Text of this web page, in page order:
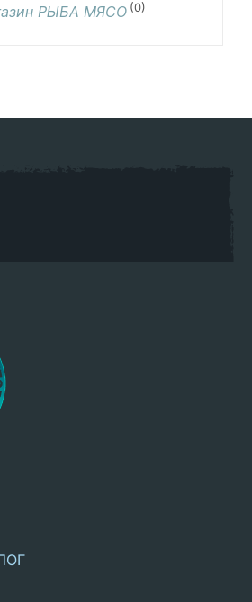
РЫБА МЯСО (0)